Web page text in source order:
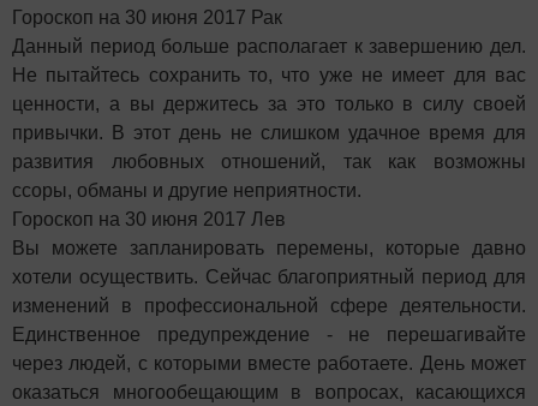
Гороскоп на 30 июня 2017 Рак
Данный период больше располагает к завершению дел.
Не пытайтесь сохранить то, что уже не имеет для вас
ценности, а вы держитесь за это только в силу своей
привычки. В этот день не слишком удачное время для
развития любовных отношений, так как возможны
ссоры, обманы и другие неприятности.
Гороскоп на 30 июня 2017 Лев
Вы можете запланировать перемены, которые давно
хотели осуществить. Сейчас благоприятный период для
изменений в профессиональной сфере деятельности.
Единственное предупреждение - не перешагивайте
через людей, с которыми вместе работаете. День может
оказаться многообещающим в вопросах, касающихся